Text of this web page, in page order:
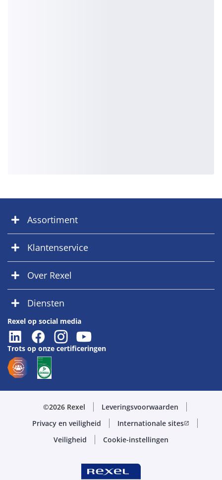
Assortiment
Klantenservice
Over Rexel
Diensten
Rexel op social media
Trots op onze certificeringen
©2026 Rexel
Leveringsvoorwaarden
Privacy en veiligheid
Internationale sitesopen_in_new
Veiligheid Cookie-instellingen